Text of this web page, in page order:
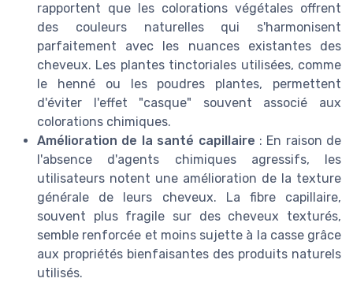
rapportent que les colorations végétales offrent
des couleurs naturelles qui s'harmonisent
parfaitement avec les nuances existantes des
cheveux. Les plantes tinctoriales utilisées, comme
le henné ou les poudres plantes, permettent
d'éviter l'effet "casque" souvent associé aux
colorations chimiques.
Amélioration de la santé capillaire : En raison de
l'absence d'agents chimiques agressifs, les
utilisateurs notent une amélioration de la texture
générale de leurs cheveux. La fibre capillaire,
souvent plus fragile sur des cheveux texturés,
semble renforcée et moins sujette à la casse grâce
aux propriétés bienfaisantes des produits naturels
utilisés.